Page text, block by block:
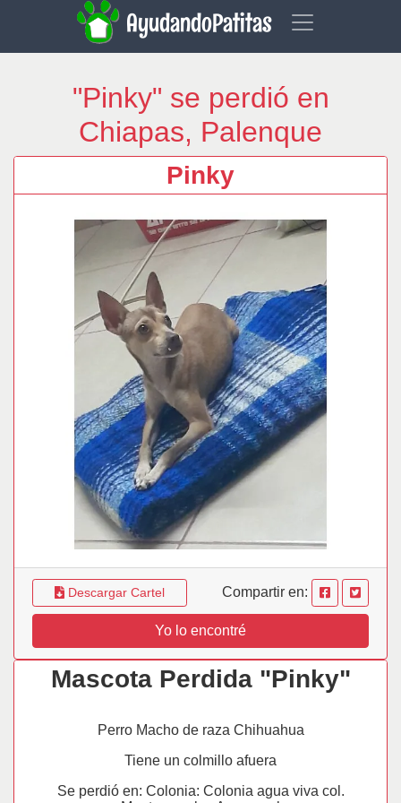
AyudandoPatitas
"Pinky" se perdió en
Chiapas, Palenque
Pinky
Descargar Cartel Compartir en:
Yo lo encontré
Mascota Perdida "Pinky"
Perro Macho de raza Chihuahua
Tiene un colmillo afuera
Se perdió en: Colonia: Colonia agua viva col.